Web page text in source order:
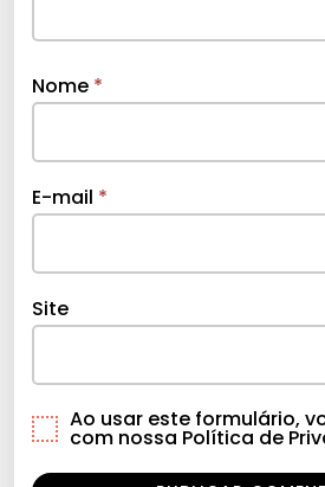
Nome *
E-mail *
Site
Ao usar este formulário,
com nossa Política de